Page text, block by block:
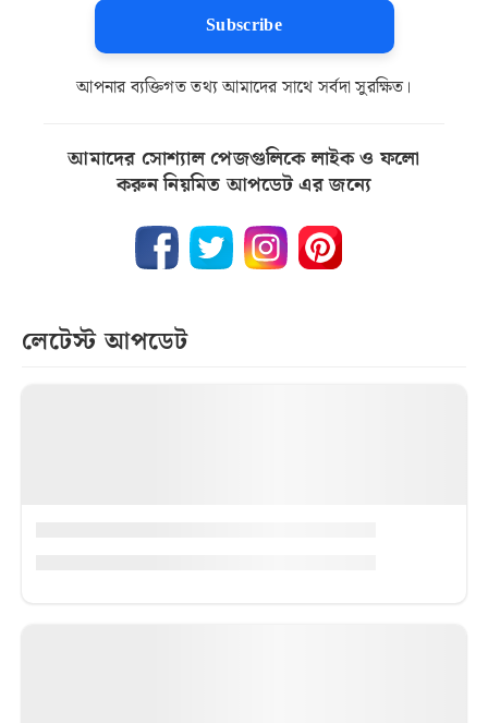
Subscribe
আপনার ব্যক্তিগত তথ্য আমাদের সাথে সর্বদা সুরক্ষিত।
আমাদের সোশ্যাল পেজগুলিকে লাইক ও ফলো
করুন নিয়মিত আপডেট এর জন্যে
লেটেস্ট আপডেট